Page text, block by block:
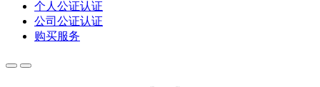
个人公证认证
公司公证认证
购买服务